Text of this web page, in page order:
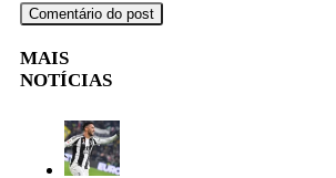
MAIS
NOTÍCIAS